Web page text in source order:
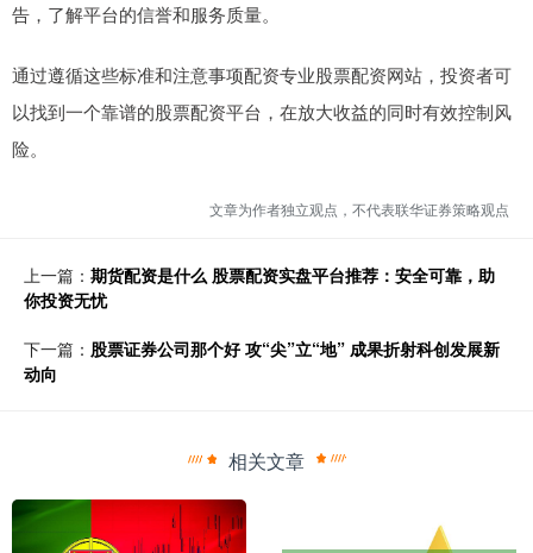
告，了解平台的信誉和服务质量。
通过遵循这些标准和注意事项配资专业股票配资网站，投资者可
以找到一个靠谱的股票配资平台，在放大收益的同时有效控制风
险。
文章为作者独立观点，不代表联华证券策略观点
上一篇： 期货配资是什么 股票配资实盘平台推荐：安全可靠，助
你投资无忧
下一篇： 股票证券公司那个好 攻“尖”立“地” 成果折射科创发展新
动向
相关文章